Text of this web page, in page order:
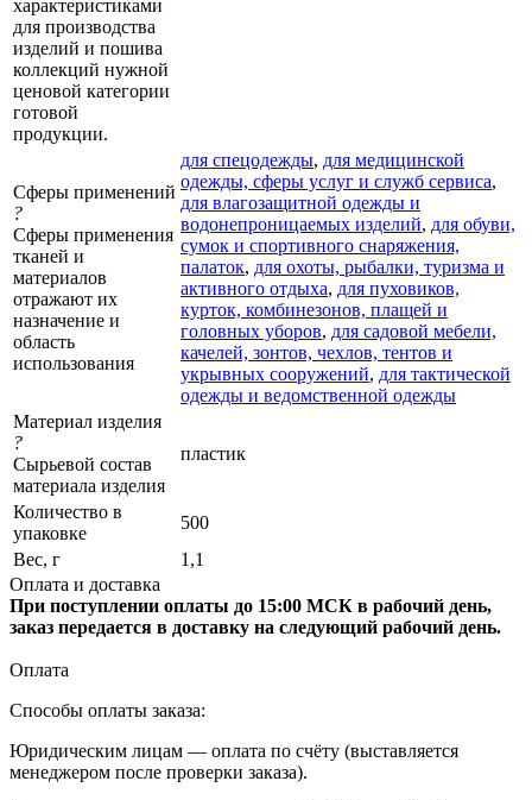
характеристиками
для производства
изделий и пошива
коллекций нужной
ценовой категории
готовой
продукции.
Сферы применений
?
Сферы применения
тканей и
материалов
отражают их
назначение и
область
использования
для спецодежды, для медицинской
одежды, сферы услуг и служб сервиса,
для влагозащитной одежды и
водонепроницаемых изделий, для обуви,
сумок и спортивного снаряжения,
палаток, для охоты, рыбалки, туризма и
активного отдыха, для пуховиков,
курток, комбинезонов, плащей и
головных уборов, для садовой мебели,
качелей, зонтов, чехлов, тентов и
укрывных сооружений, для тактической
одежды и ведомственной одежды
Материал изделия
?
Сырьевой состав
материала изделия
пластик
Количество в
упаковке
500
Вес, г
1,1
Оплата и доставка
При поступлении оплаты до 15:00 МСК в рабочий день,
заказ передается в доставку на следующий рабочий день.
Оплата
Способы оплаты заказа:
Юридическим лицам — оплата по счёту (выставляется
менеджером после проверки заказа).